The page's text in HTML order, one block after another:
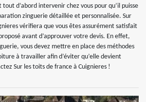
d’abord intervenir chez vous pour qu’il puisse
zinguerie détaillée et personnalisée. Sur
vérifiera que vous êtes assurément satisfait
avant d’approuver votre devis. En effet,
vous devez mettre en place des méthodes
à travailler afin d’éviter qu’elle devient
Sur les toits de france à Cuignieres !